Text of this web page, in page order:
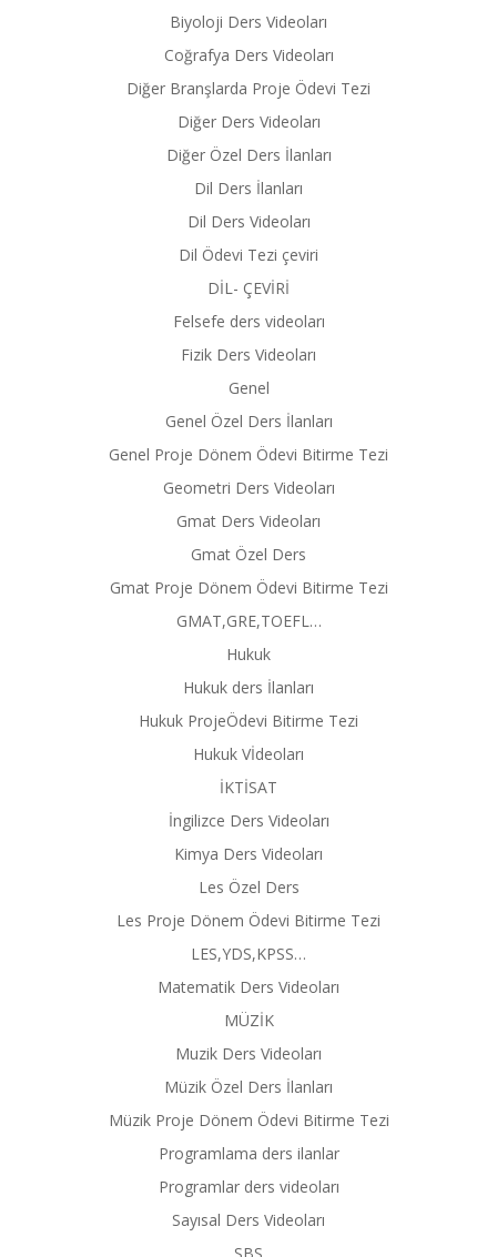
Biyoloji Ders Videoları
Coğrafya Ders Videoları
Diğer Branşlarda Proje Ödevi Tezi
Diğer Ders Videoları
Diğer Özel Ders İlanları
Dil Ders İlanları
Dil Ders Videoları
Dil Ödevi Tezi çeviri
DİL- ÇEVİRİ
Felsefe ders videoları
Fizik Ders Videoları
Genel
Genel Özel Ders İlanları
Genel Proje Dönem Ödevi Bitirme Tezi
Geometri Ders Videoları
Gmat Ders Videoları
Gmat Özel Ders
Gmat Proje Dönem Ödevi Bitirme Tezi
GMAT,GRE,TOEFL…
Hukuk
Hukuk ders İlanları
Hukuk ProjeÖdevi Bitirme Tezi
Hukuk Vİdeoları
İKTİSAT
İngilizce Ders Videoları
Kimya Ders Videoları
Les Özel Ders
Les Proje Dönem Ödevi Bitirme Tezi
LES,YDS,KPSS…
Matematik Ders Videoları
MÜZİK
Muzik Ders Videoları
Müzik Özel Ders İlanları
Müzik Proje Dönem Ödevi Bitirme Tezi
Programlama ders ilanlar
Programlar ders videoları
Sayısal Ders Videoları
SBS